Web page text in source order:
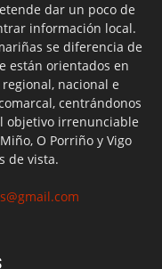
dar un poco de
información local.
se diferencia de
están orientados en
nacional e
centrándonos
objetivo irrenunciable
O Porriño y Vigo
de vista.